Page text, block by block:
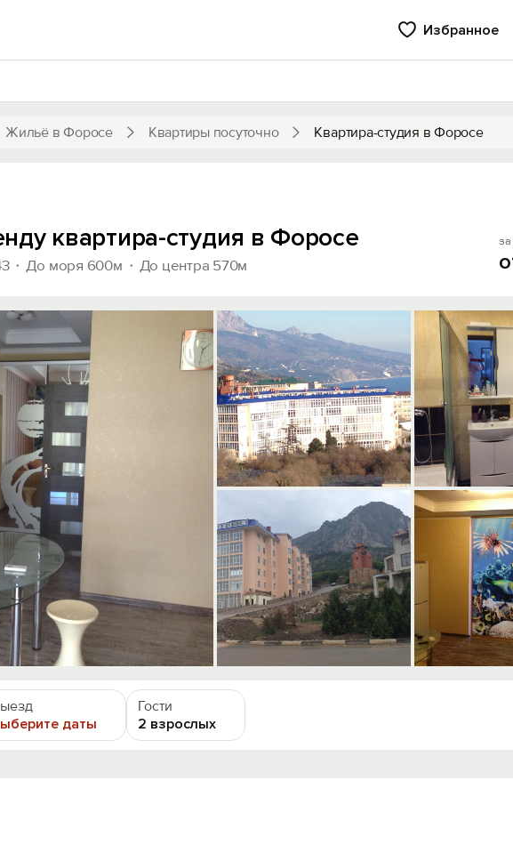
Избранное
Жильё в Форосе Квартиры посуточно Квартира-студия в Форосе
квартира-студия в Форосе
До моря 600м До центра 570м
за
даты
Гости
2 взрослых